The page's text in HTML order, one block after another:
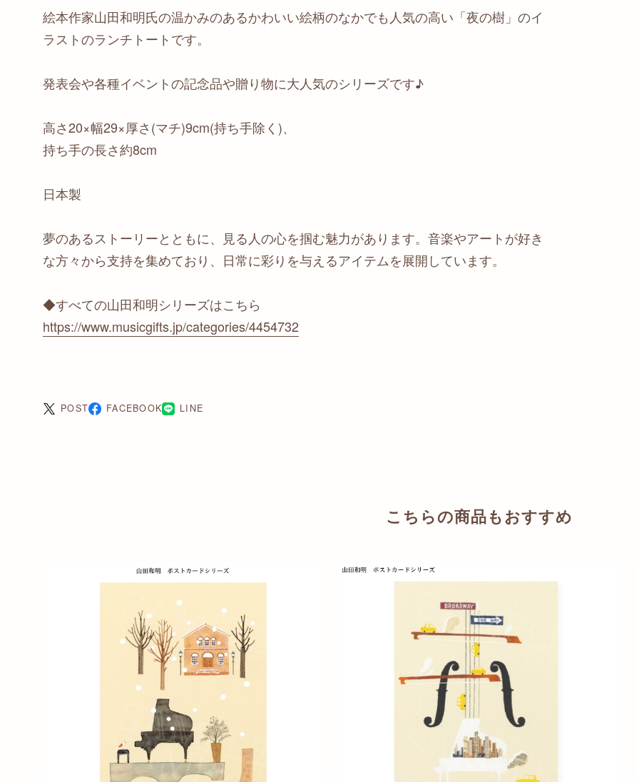
絵本作家山田和明氏の温かみのあるかわいい絵柄のなかでも人気の高い「夜の樹」のイ
ラストのランチトートです。
発表会や各種イベントの記念品や贈り物に大人気のシリーズです♪
高さ20×幅29×厚さ(マチ)9cm(持ち手除く)、
持ち手の長さ約8cm
日本製
夢のあるストーリーとともに、見る人の心を掴む魅力があります。音楽やアートが好き
な方々から支持を集めており、日常に彩りを与えるアイテムを展開しています。
◆すべての山田和明シリーズはこちら
https://www.musicgifts.jp/categories/4454732
POST FACEBOOK LINE
こちらの商品もおすすめ